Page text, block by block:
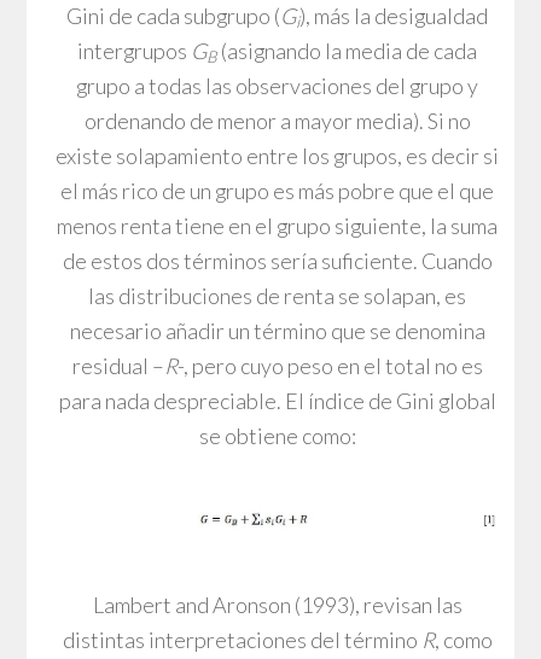
Gini de cada subgrupo (Gi), más la desigualdad
intergrupos GB (asignando la media de cada
grupo a todas las observaciones del grupo y
ordenando de menor a mayor media). Si no
existe solapamiento entre los grupos, es decir si
el más rico de un grupo es más pobre que el que
menos renta tiene en el grupo siguiente, la suma
de estos dos términos sería suficiente. Cuando
las distribuciones de renta se solapan, es
necesario añadir un término que se denomina
residual –R-, pero cuyo peso en el total no es
para nada despreciable. El índice de Gini global
se obtiene como:
Lambert and Aronson (1993), revisan las
distintas interpretaciones del término R, como